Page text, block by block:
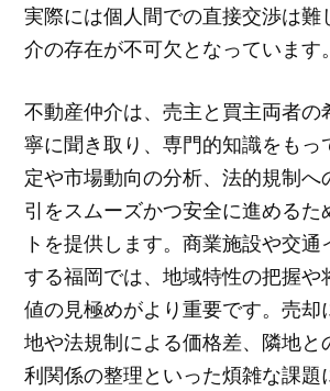
実際には個人間での直接交渉は難
介の存在が不可欠となっています。
不動産仲介は、売主と買主両者の
寧に聞き取り、専門的知識をもっ
定や市場動向の分析、法的規制へ
引をスムーズかつ安全に進めるた
トを提供します。商業施設や交
する福岡では、地域特性の把握や
値の見極めがより重要です。売却
地や法規制による価格差、隣地と
利関係の整理といった煩雑な課題